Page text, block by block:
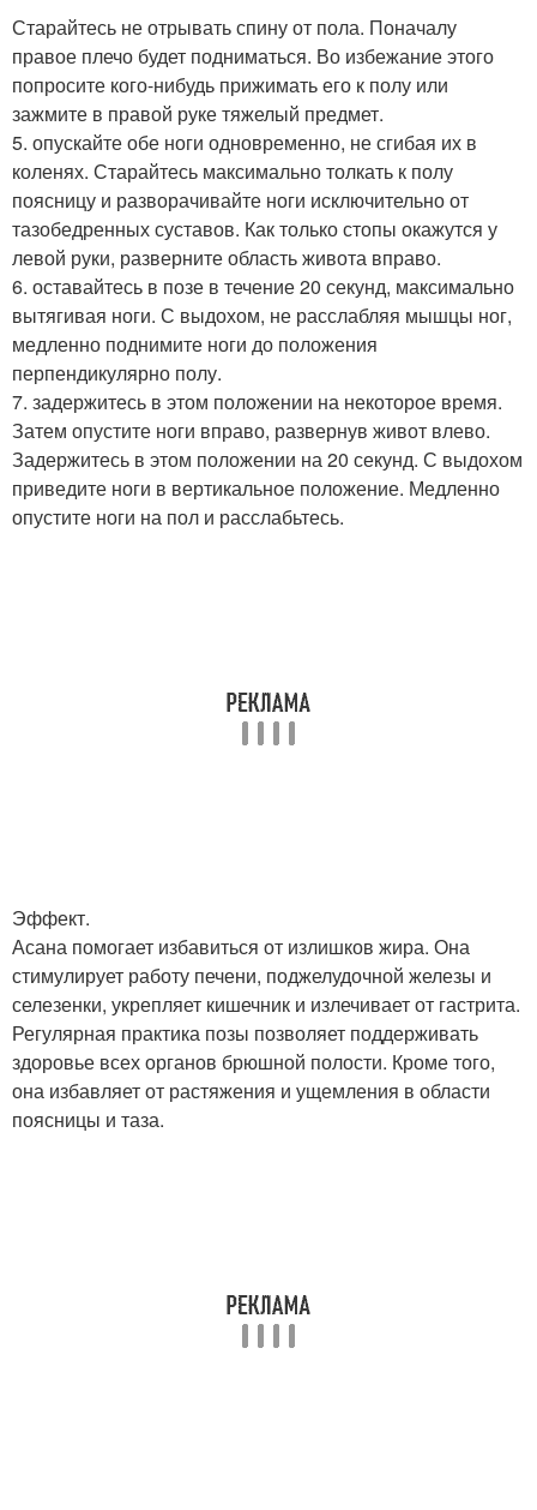
Старайтесь не отрывать спину от пола. Поначалу
правое плечо будет подниматься. Во избежание этого
попросите кого-нибудь прижимать его к полу или
зажмите в правой руке тяжелый предмет.
5. опускайте обе ноги одновременно, не сгибая их в
коленях. Старайтесь максимально толкать к полу
поясницу и разворачивайте ноги исключительно от
тазобедренных суставов. Как только стопы окажутся у
левой руки, разверните область живота вправо.
6. оставайтесь в позе в течение 20 секунд, максимально
вытягивая ноги. С выдохом, не расслабляя мышцы ног,
медленно поднимите ноги до положения
перпендикулярно полу.
7. задержитесь в этом положении на некоторое время.
Затем опустите ноги вправо, развернув живот влево.
Задержитесь в этом положении на 20 секунд. С выдохом
приведите ноги в вертикальное положение. Медленно
опустите ноги на пол и расслабьтесь.
Эффект.
Асана помогает избавиться от излишков жира. Она
стимулирует работу печени, поджелудочной железы и
селезенки, укрепляет кишечник и излечивает от гастрита.
Регулярная практика позы позволяет поддерживать
здоровье всех органов брюшной полости. Кроме того,
она избавляет от растяжения и ущемления в области
поясницы и таза.